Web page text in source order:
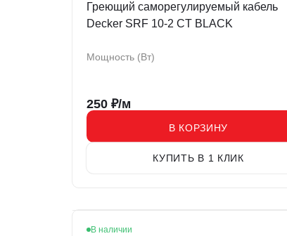
Греющий саморегулируемый кабель
Decker SRF 10-2 CT BLACK
Мощность (Вт)
250 ₽/м
В КОРЗИНУ
КУПИТЬ В 1 КЛИК
В наличии